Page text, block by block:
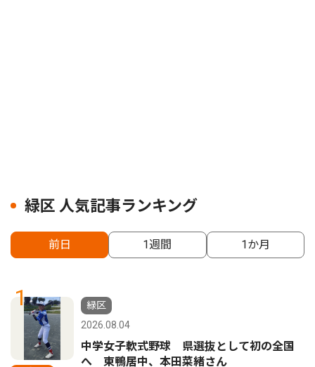
緑区 人気記事ランキング
前日 1週間 1か月
1
緑区
2026.08.04
中学女子軟式野球 県選抜として初の全国
へ 東鴨居中、本田菜緒さん